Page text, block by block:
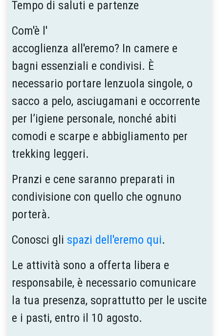
Tempo di saluti e partenze
Com'è l'
accoglienza all'eremo? In camere e
bagni essenziali e condivisi. È
necessario portare lenzuola singole, o
sacco a pelo, asciugamani e occorrente
per l’igiene personale, nonché abiti
comodi e scarpe e abbigliamento per
trekking leggeri.
Pranzi e cene saranno preparati in
condivisione con quello che ognuno
porterà.
Conosci gli spazi dell'eremo qui.
Le attività sono a offerta libera e
responsabile, è necessario comunicare
la tua presenza, soprattutto per le uscite
e i pasti, entro il 10 agosto.